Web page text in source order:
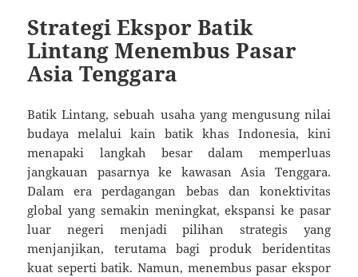
Strategi Ekspor Batik
Lintang Menembus Pasar
Asia Tenggara
Batik Lintang, sebuah usaha yang mengusung nilai
budaya melalui kain batik khas Indonesia, kini
menapaki langkah besar dalam memperluas
jangkauan pasarnya ke kawasan Asia Tenggara.
Dalam era perdagangan bebas dan konektivitas
global yang semakin meningkat, ekspansi ke pasar
luar negeri menjadi pilihan strategis yang
menjanjikan, terutama bagi produk beridentitas
kuat seperti batik. Namun, menembus pasar ekspor